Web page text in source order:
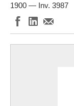
1900 — Inv. 3987